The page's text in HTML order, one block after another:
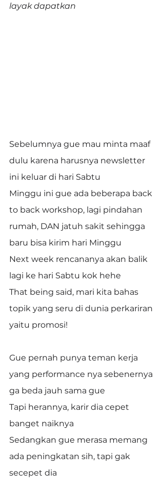
layak dapatkan
Sebelumnya gue mau minta maaf
dulu karena harusnya newsletter
ini keluar di hari Sabtu
Minggu ini gue ada beberapa back
to back workshop, lagi pindahan
rumah, DAN jatuh sakit sehingga
baru bisa kirim hari Minggu
Next week rencananya akan balik
lagi ke hari Sabtu kok hehe
That being said, mari kita bahas
topik yang seru di dunia perkariran
yaitu promosi!
Gue pernah punya teman kerja
yang performance nya sebenernya
ga beda jauh sama gue
Tapi herannya, karir dia cepet
banget naiknya
Sedangkan gue merasa memang
ada peningkatan sih, tapi gak
secepet dia